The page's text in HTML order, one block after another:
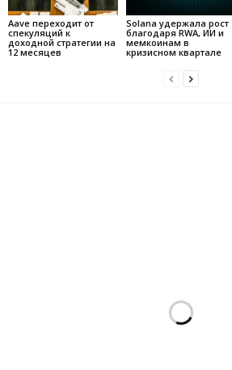
Aave переходит от
спекуляций к
доходной стратегии на
12 месяцев
Solana удержала рост
благодаря RWA, ИИ и
мемкоинам в
кризисном квартале